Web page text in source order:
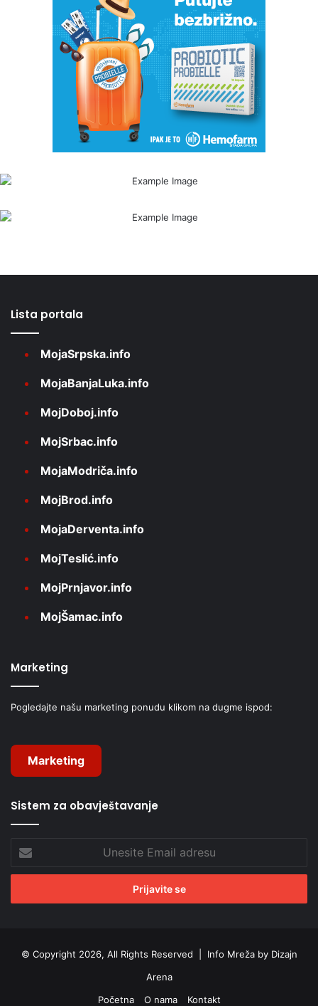
Lista portala
MojaSrpska.info
MojaBanjaLuka.info
MojDoboj.info
MojSrbac.info
MojaModriča.info
MojBrod.info
MojaDerventa.info
MojTeslić.info
MojPrnjavor.info
MojŠamac.info
Marketing
Pogledajte našu marketing ponudu klikom na dugme ispod:
Marketing
Sistem za obavještavanje
Email
adresu
© Copyright 2026, All Rights Reserved | Info Mreža by Dizajn
Arena
Početna
O nama Kontakt